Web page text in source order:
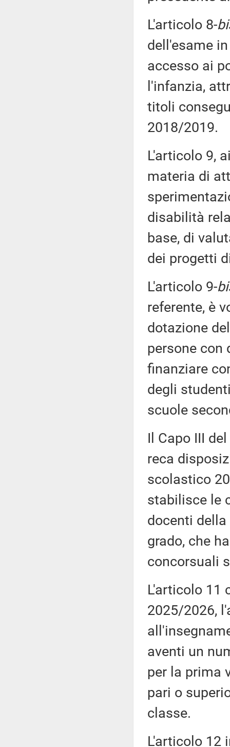
L'articolo 8-
dell'esame
accesso ai
l'infanzia,
titoli
2018/2019.
L'articolo 9,
materia di
disabilità
base, di
dei progetti
L'articolo 9-
referente, è
dotazione
persone con
finanziare
degli
scuole
Il Capo III
reca
scolastico
stabilisce le
docenti
grado, che
concorsuali
L'articolo 11
2025/2026,
aventi un
per la prima
pari o
classe.
L'articolo 12